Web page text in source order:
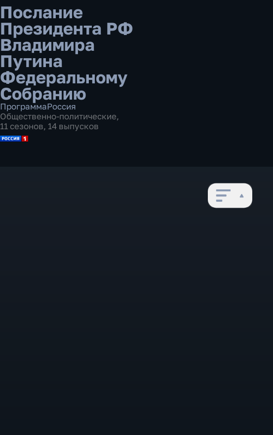
Послание
Президента РФ
Владимира
Путина
Федеральному
Собранию
ПрограммаРоссия
Общественно-политические,
11 сезонов, 14 выпусков